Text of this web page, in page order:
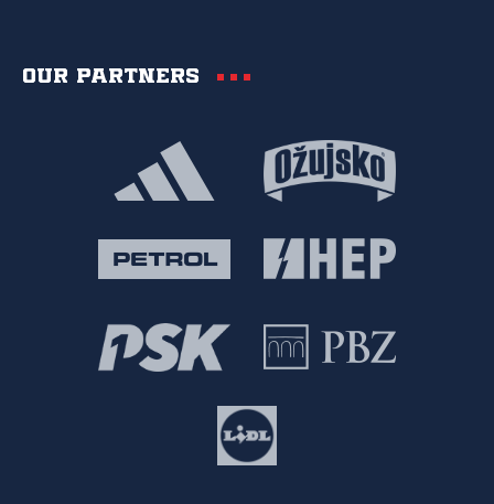
Our partners